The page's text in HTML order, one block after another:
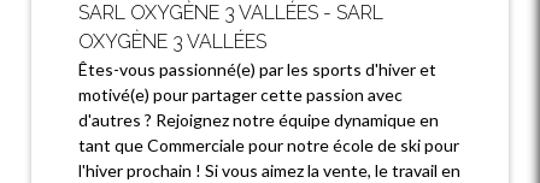
SARL OXYGÈNE 3 VALLÉES - SARL
OXYGÈNE 3 VALLÉES
Êtes-vous passionné(e) par les sports d'hiver et
motivé(e) pour partager cette passion avec
d'autres ? Rejoignez notre équipe dynamique en
tant que Commerciale pour notre école de ski pour
l'hiver prochain ! Si vous aimez la vente, le travail en